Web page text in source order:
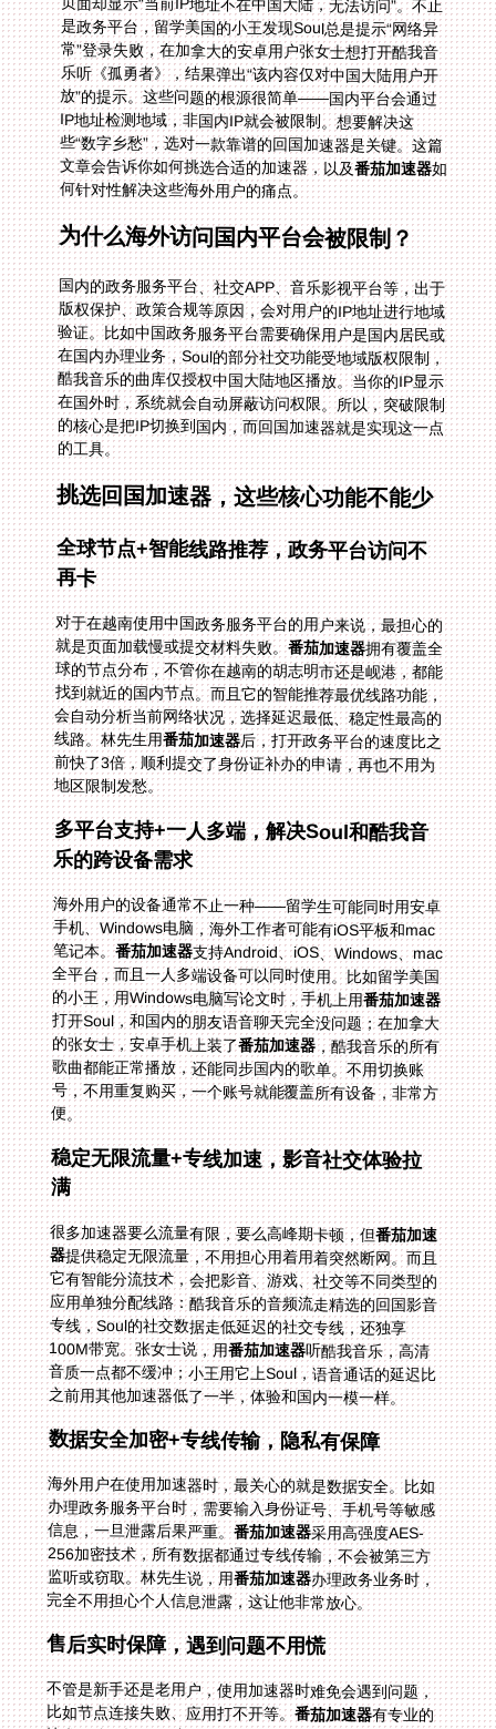
文章会告诉你如何挑选合适的加速器，以及番茄加速器如
何针对性解决这些海外用户的痛点。
为什么海外访问国内平台会被限制？
国内的政务服务平台、社交APP、音乐影视平台等，出于
版权保护、政策合规等原因，会对用户的IP地址进行地域
验证。比如中国政务服务平台需要确保用户是国内居民或
在国内办理业务，Soul的部分社交功能受地域版权限制，
酷我音乐的曲库仅授权中国大陆地区播放。当你的IP显示
在国外时，系统就会自动屏蔽访问权限。所以，突破限制
的核心是把IP切换到国内，而回国加速器就是实现这一点
的工具。
挑选回国加速器，这些核心功能不能少
全球节点+智能线路推荐，政务平台访问不
再卡
对于在越南使用中国政务服务平台的用户来说，最担心的
就是页面加载慢或提交材料失败。番茄加速器拥有覆盖全
球的节点分布，不管你在越南的胡志明市还是岘港，都能
找到就近的国内节点。而且它的智能推荐最优线路功能，
会自动分析当前网络状况，选择延迟最低、稳定性最高的
线路。林先生用番茄加速器后，打开政务平台的速度比之
前快了3倍，顺利提交了身份证补办的申请，再也不用为
地区限制发愁。
多平台支持+一人多端，解决Soul和酷我音
乐的跨设备需求
海外用户的设备通常不止一种——留学生可能同时用安卓
手机、Windows电脑，海外工作者可能有iOS平板和mac
笔记本。番茄加速器支持Android、iOS、Windows、mac
全平台，而且一人多端设备可以同时使用。比如留学美国
的小王，用Windows电脑写论文时，手机上用番茄加速器
打开Soul，和国内的朋友语音聊天完全没问题；在加拿大
的张女士，安卓手机上装了番茄加速器，酷我音乐的所有
歌曲都能正常播放，还能同步国内的歌单。不用切换账
号，不用重复购买，一个账号就能覆盖所有设备，非常方
便。
稳定无限流量+专线加速，影音社交体验拉
满
很多加速器要么流量有限，要么高峰期卡顿，但番茄加速
器提供稳定无限流量，不用担心用着用着突然断网。而且
它有智能分流技术，会把影音、游戏、社交等不同类型的
应用单独分配线路：酷我音乐的音频流走精选的回国影音
专线，Soul的社交数据走低延迟的社交专线，还独享
100M带宽。张女士说，用番茄加速器听酷我音乐，高清
音质一点都不缓冲；小王用它上Soul，语音通话的延迟比
之前用其他加速器低了一半，体验和国内一模一样。
数据安全加密+专线传输，隐私有保障
海外用户在使用加速器时，最关心的就是数据安全。比如
办理政务服务平台时，需要输入身份证号、手机号等敏感
信息，一旦泄露后果严重。番茄加速器采用高强度AES-
256加密技术，所有数据都通过专线传输，不会被第三方
监听或窃取。林先生说，用番茄加速器办理政务业务时，
完全不用担心个人信息泄露，这让他非常放心。
售后实时保障，遇到问题不用慌
不管是新手还是老用户，使用加速器时难免会遇到问题，
比如节点连接失败、应用打不开等。番茄加速器有专业的
技术团队，提供24小时实时售后保障。你可以通过在线客
服、邮件或社群联系，很快就能得到解决。小王有一次在
Soul登录时遇到问题，联系番茄客服后，不到10分钟就帮
他切换了最优线路，问题立刻解决。这种及时的售后支